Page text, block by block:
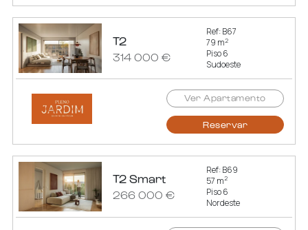
T2
314 000 €
Ref: B67
79 m2
Piso 6
Sudoeste
Ver Apartamento
Reservar
T2 Smart
266 000 €
Ref: B69
57 m2
Piso 6
Nordeste